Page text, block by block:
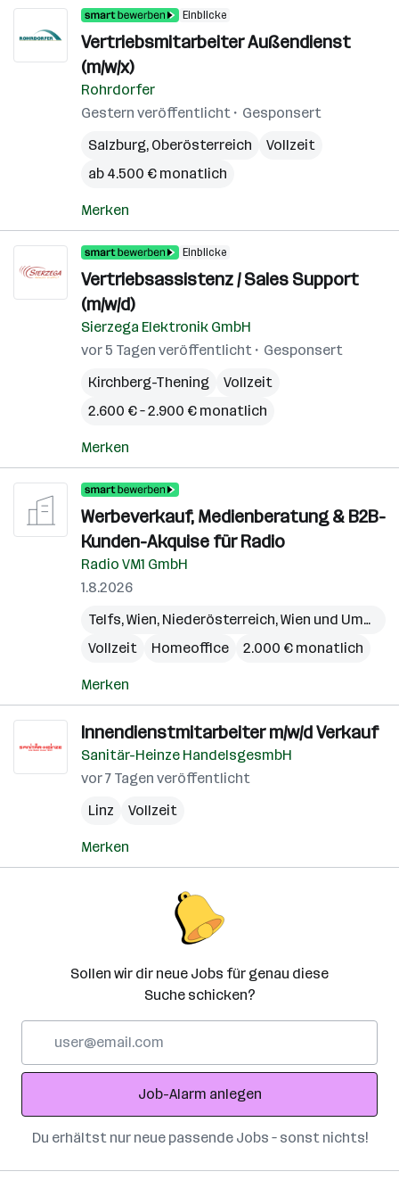
Einblicke
Vertriebsmitarbeiter Außendienst
(m/w/x)
Rohrdorfer
Gestern veröffentlicht
Gesponsert
Salzburg, Oberösterreich
Vollzeit
ab 4.500 € monatlich
Merken
Einblicke
Vertriebsassistenz / Sales Support
(m/w/d)
Sierzega Elektronik GmbH
vor 5 Tagen veröffentlicht
Gesponsert
Kirchberg-Thening
Vollzeit
2.600 € – 2.900 € monatlich
Merken
Werbeverkauf, Medienberatung & B2B-
Kunden-Akquise für Radio
Radio VM1 GmbH
1.8.2026
Telfs,Wien, Niederösterreich,Wien und Umgebung
Vollzeit
Homeoffice 2.000 € monatlich
Merken
Innendienstmitarbeiter m/w/d Verkauf
Sanitär-Heinze HandelsgesmbH
vor 7 Tagen veröffentlicht
Linz
Vollzeit
Merken
Sollen wir dir neue Jobs für genau diese
Suche schicken?
Adresse
Job-Alarm anlegen
Du erhältst nur neue passende Jobs – sonst nichts!